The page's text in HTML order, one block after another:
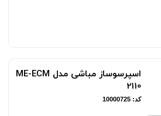
اسپرسوساز مباشی مدل ME-ECM
2110
کد: 10000725